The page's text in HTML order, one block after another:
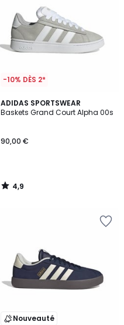
-10% DÈS 2*
ADIDAS SPORTSWEAR
Baskets Grand Court Alpha 00s
90,00 €
4,9
/ 5
4,9
/
Nouveauté